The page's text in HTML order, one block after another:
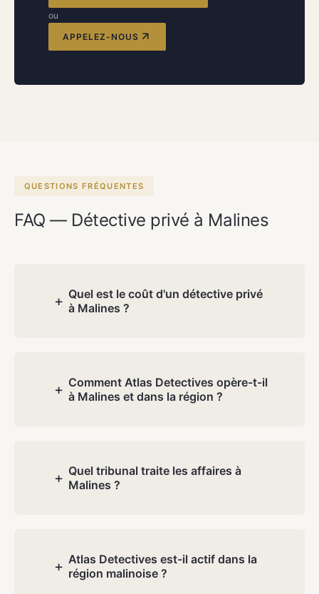
ou
APPELEZ-NOUS
QUESTIONS FRÉQUENTES
FAQ — Détective privé à Malines
Quel est le coût d'un détective privé
à Malines ?
+
la consultation gratuite, nous discutons
de votre situation et vous recevez un
Comment Atlas Detectives opère-t-il
à Malines et dans la région ?
+
la ville et les communes environnantes à
fond.
Quel tribunal traite les affaires à
Malines ?
+
division Malines. Nos rapports sont
rédigés pour ce tribunal. Nous
Atlas Detectives est-il actif dans la
région malinoise ?
+